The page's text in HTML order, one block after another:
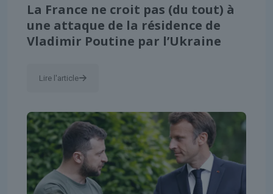
La France ne croit pas (du tout) à
une attaque de la résidence de
Vladimir Poutine par l’Ukraine
Lire l'article